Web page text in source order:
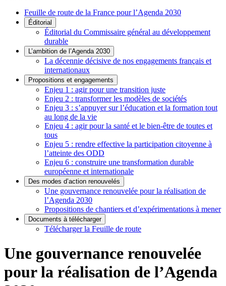
Feuille de route de la France pour l’Agenda 2030
Éditorial
Éditorial du Commissaire général au développement
durable
L’ambition de l’Agenda 2030
La décennie décisive de nos engagements français et
internationaux
Propositions et engagements
Enjeu 1 : agir pour une transition juste
Enjeu 2 : transformer les modèles de sociétés
Enjeu 3 : s’appuyer sur l’éducation et la formation tout
au long de la vie
Enjeu 4 : agir pour la santé et le bien-être de toutes et
tous
Enjeu 5 : rendre effective la participation citoyenne à
l’atteinte des ODD
Enjeu 6 : construire une transformation durable
européenne et internationale
Des modes d’action renouvelés
Une gouvernance renouvelée pour la réalisation de
l’Agenda 2030
Propositions de chantiers et d’expérimentations à mener
Documents à télécharger
Télécharger la Feuille de route
Une gouvernance renouvelée
pour la réalisation de l’Agenda